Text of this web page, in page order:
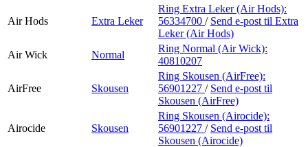
Air Hods Extra Leker
Ring Extra Leker (Air Hods):
56334700 / Send e-post til Extra
Leker (Air Hods)
Air Wick
Normal
Ring Normal (Air Wick):
40810207
AirFree Skousen
Ring Skousen (AirFree):
56901227 / Send e-post til
Skousen (AirFree)
Airocide Skousen
Ring Skousen (Airocide):
56901227 / Send e-post til
Skousen (Airocide)